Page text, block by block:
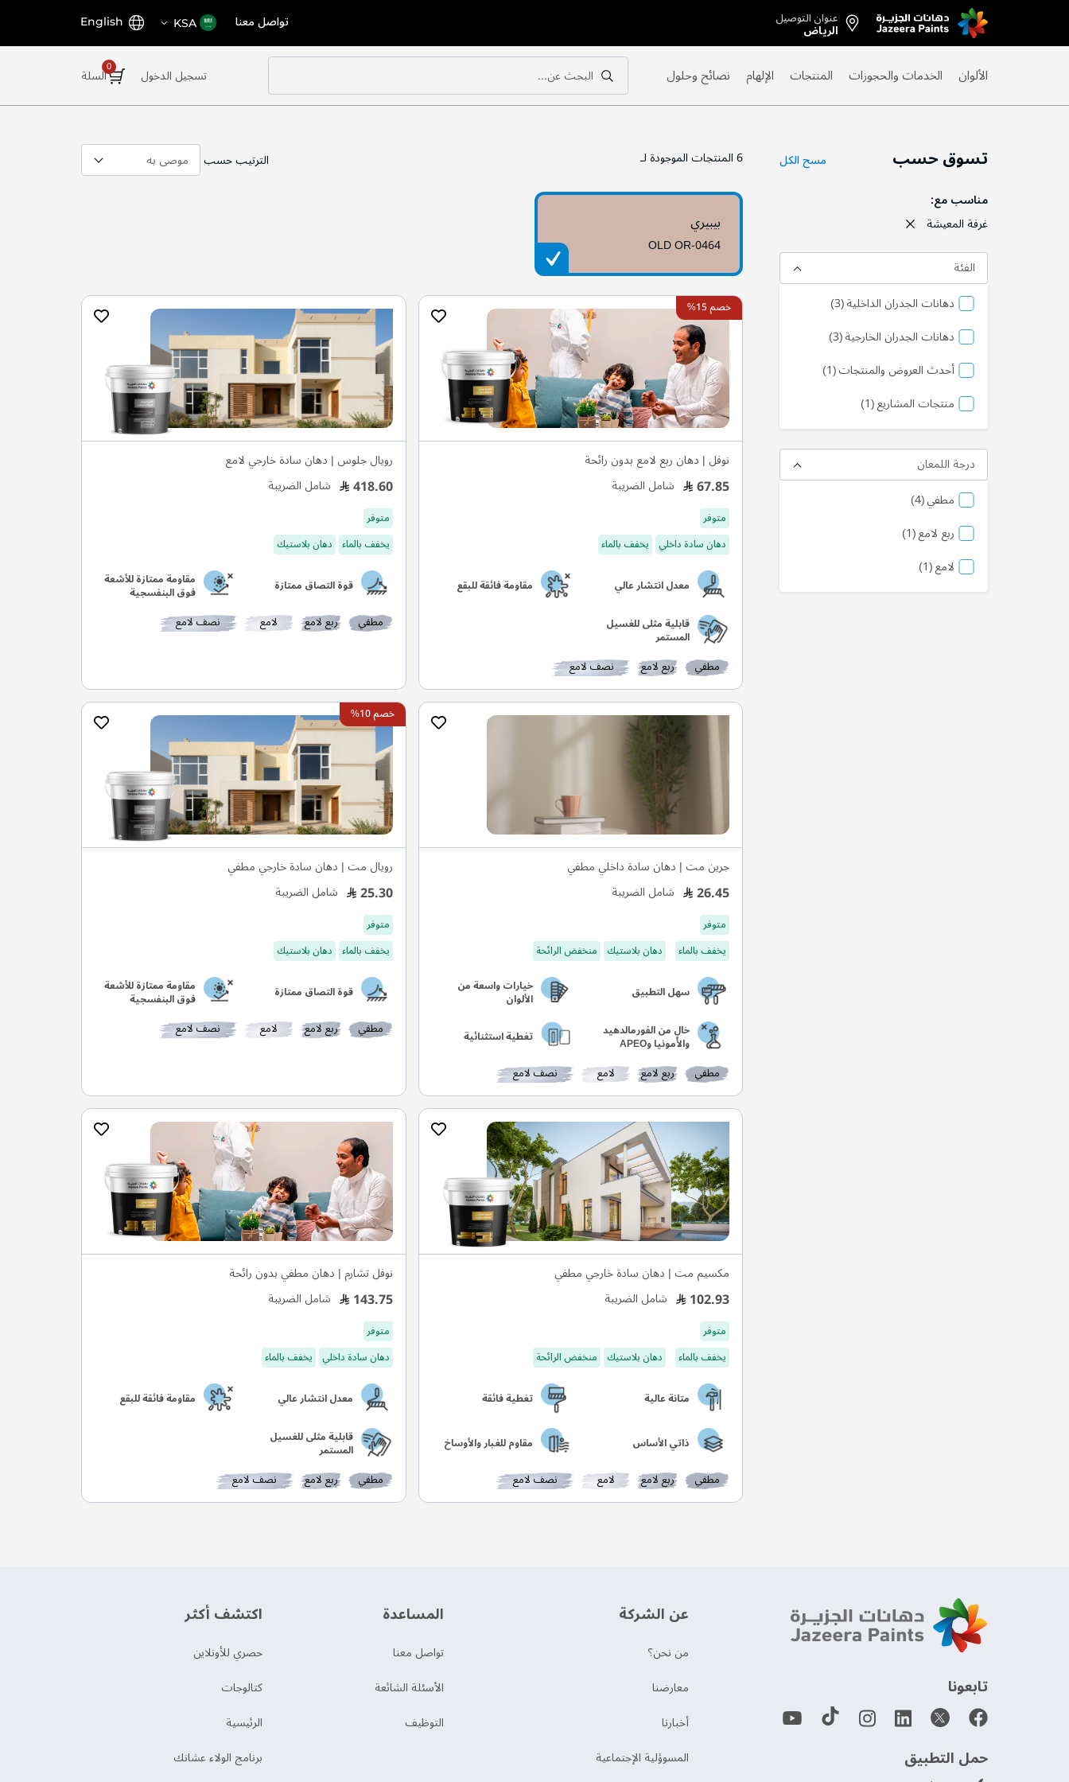
Skip
to
عنوان التوصيل
الرياض تواصل معنا اختر
المتجر
KSA اللغة English
السلة تسجيل الدخول
بحث
البحث عن...
بحث الألوان الخدمات والحجوزات المنتجات الإلهام نصائح وحلول
6المنتجات الموجودة لـ الترتيب حسب
بيبيري
OLD OR-0464
خصم 15%
نوفل | دهان ربع لامع بدون رائحة
67.85 شامل الضريبة
متوفر
دهان سادة داخلي يخفف بالماء
معدل انتشار عالي
مقاومة فائقة للبقع
قابلية مثلى للغسيل
المستمر
مطفي ربع لامع نصف لامع
رويال جلوس | دهان سادة خارجي لامع
418.60 شامل الضريبة
متوفر
يخفف بالماء دهان بلاستيك
قوة التصاق ممتازة مقاومة ممتازة للأشعة
فوق البنفسجية
مطفي ربع لامع لامع نصف لامع
جرين مت | دهان سادة داخلي مطفي
26.45 شامل الضريبة
متوفر
يخفف بالماء
دهان بلاستيك منخفض الرائحة
سهل التطبيق خيارات واسعة من
الألوان
خالٍ من الفورمالدهيد
والأمونيا وAPEO تغطية استثنائية
مطفي ربع لامع لامع نصف لامع
خصم 10%
رويال مت | دهان سادة خارجي مطفي
25.30 شامل الضريبة
متوفر
يخفف بالماء دهان بلاستيك
قوة التصاق ممتازة مقاومة ممتازة للأشعة
فوق البنفسجية
مطفي ربع لامع لامع نصف لامع
مكسيم مت | دهان سادة خارجي مطفي
102.93 شامل الضريبة
متوفر
يخفف بالماء
دهان بلاستيك منخفض الرائحة
متانة عالية تغطية فائقة
ذاتي الأساس مقاوم للغبار والأوساخ
مطفي ربع لامع لامع نصف لامع
نوفل تشارم | دهان مطفي بدون رائحة
143.75 شامل الضريبة
متوفر
دهان سادة داخلي يخفف بالماء
معدل انتشار عالي
مقاومة فائقة للبقع
قابلية مثلى للغسيل
المستمر
مطفي ربع لامع نصف لامع
تسوق حسب
مناسب مع
غرفة المعيشة
مسح الكل
الفئة
دهانات الجدران الداخلية 3منتج
دهانات الجدران الخارجية 3منتج
أحدث العروض والمنتجات 1المنتج
منتجات المشاريع 1المنتج
درجة اللمعان
مطفي 4منتج
ربع لامع 1منتج
لامع 1منتج
‫تابعونا‬
حمل التطبيق
عن الشركة
من نحن؟
‫معارضنا‬
‫أخبارنا‬
المسوؤلية الإجتماعية
‫المساعدة‬
تواصل معنا
الأسئلة الشائعة
التوظيف
اكتشف أكثر
حصري للأونلاين
‫كتالوجات‬
الرئيسية
برنامج الولاء عشانك